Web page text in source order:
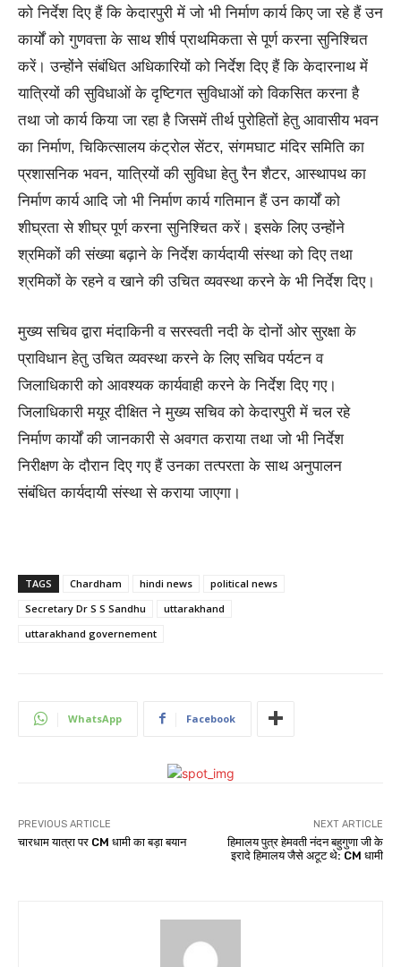
को निर्देश दिए हैं कि केदारपुरी में जो भी निर्माण कार्य किए जा रहे हैं उन
कार्यों को गुणवत्ता के साथ शीर्ष प्राथमिकता से पूर्ण करना सुनिश्चित
करें। उन्होंने संबंधित अधिकारियों को निर्देश दिए हैं कि केदारनाथ में
यात्रियों की सुविधाओं के दृष्टिगत सुविधाओं को विकसित करना है
तथा जो कार्य किया जा रहा है जिसमें तीर्थ पुरोहितों हेतु आवासीय भवन
का निर्माण, चिकित्सालय कंट्रोल सेंटर, संगमघाट मंदिर समिति का
प्रशासनिक भवन, यात्रियों की सुविधा हेतु रैन शैटर, आस्थापथ का
निर्माण कार्य आदि जो भी निर्माण कार्य गतिमान हैं उन कार्यों को
शीघ्रता से शीघ्र पूर्ण करना सुनिश्चित करें। इसके लिए उन्होंने
श्रमिकों की संख्या बढ़ाने के निर्देश कार्यदायी संस्था को दिए तथा
श्रमिकों के रहने व खाने की उचित व्यवस्था करने के भी निर्देश दिए।
मुख्य सचिव द्वारा मंदाकिनी व सरस्वती नदी के दोनों ओर सुरक्षा के
प्राविधान हेतु उचित व्यवस्था करने के लिए सचिव पर्यटन व
जिलाधिकारी को आवश्यक कार्यवाही करने के निर्देश दिए गए।
जिलाधिकारी मयूर दीक्षित ने मुख्य सचिव को केदारपुरी में चल रहे
निर्माण कार्यों की जानकारी से अवगत कराया तथा जो भी निर्देश
निरीक्षण के दौरान दिए गए हैं उनका तत्परता के साथ अनुपालन
संबंधित कार्यदायी संस्था से कराया जाएगा।
TAGS Chardham hindi news
political news
Secretary Dr S S Sandhu
uttarakhand
uttarakhand governement
WhatsApp Facebook
PREVIOUS ARTICLE
चारधाम यात्रा पर CM धामी का बड़ा बयान
NEXT ARTICLE
हिमालय पुत्र हेमवती नंदन बहुगुणा जी के
इरादे हिमालय जैसे अटूट थे: CM धामी